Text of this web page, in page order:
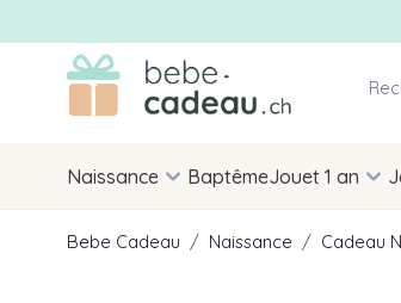
Allez au contenu
Naissance BaptêmeJouet 1 an
Bebe Cadeau / Naissance / Cadeau